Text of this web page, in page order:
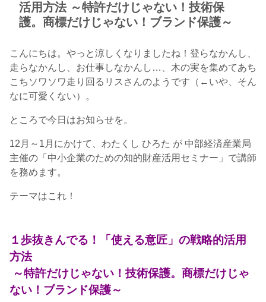
活用方法 ～特許だけじゃない！技術保
護。商標だけじゃない！ブランド保護～
こんにちは。やっと涼しくなりましたね！登らなかんし、
走らなかんし、お仕事しなかんし…、木の実を集めてあち
こちソワソワ走り回るリスさんのようです（←いや、そん
なに可愛くない）。
ところで今日はお知らせを。
12月～1月にかけて、わたくし ひろた が 中部経済産業局
主催の「中小企業のための知的財産活用セミナー」で講師
を務めます。
テーマはこれ！
１歩抜きんでる！「使える意匠」の戦略的活用
方法
～特許だけじゃない！技術保護。商標だけじゃ
ない！ブランド保護～